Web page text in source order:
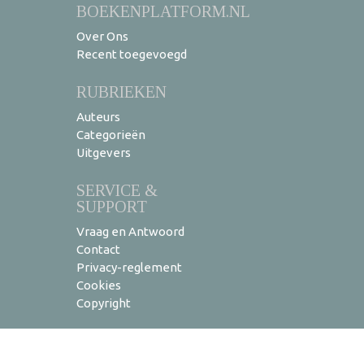
BOEKENPLATFORM.NL
Over Ons
Recent toegevoegd
RUBRIEKEN
Auteurs
Categorieën
Uitgevers
SERVICE &
SUPPORT
Vraag en Antwoord
Contact
Privacy-reglement
Cookies
Copyright